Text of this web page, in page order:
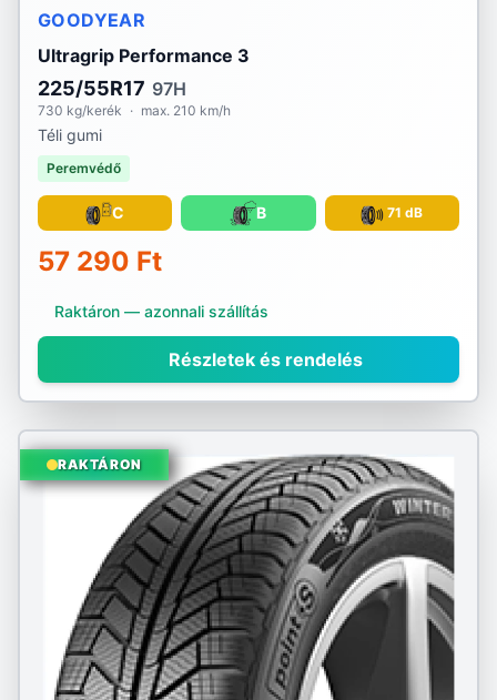
GOODYEAR
Ultragrip Performance 3
225/55R17 97H
730 kg/kerék · max. 210 km/h
Téli gumi
Peremvédő
C B 71 dB
57 290 Ft
Raktáron — azonnali szállítás
Részletek és rendelés
RAKTÁRON